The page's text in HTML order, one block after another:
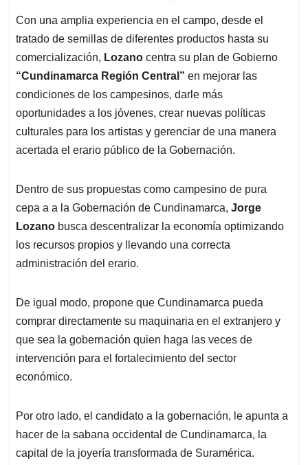
Con una amplia experiencia en el campo, desde el
tratado de semillas de diferentes productos hasta su
comercialización, Lozano centra su plan de Gobierno
“Cundinamarca Región Central” en mejorar las
condiciones de los campesinos, darle más
oportunidades a los jóvenes, crear nuevas políticas
culturales para los artistas y gerenciar de una manera
acertada el erario público de la Gobernación.
Dentro de sus propuestas como campesino de pura
cepa a a la Gobernación de Cundinamarca, Jorge
Lozano busca descentralizar la economía optimizando
los recursos propios y llevando una correcta
administración del erario.
De igual modo, propone que Cundinamarca pueda
comprar directamente su maquinaria en el extranjero y
que sea la gobernación quien haga las veces de
intervención para el fortalecimiento del sector
económico.
Por otro lado, el candidato a la gobernación, le apunta a
hacer de la sabana occidental de Cundinamarca, la
capital de la joyería transformada de Suramérica.